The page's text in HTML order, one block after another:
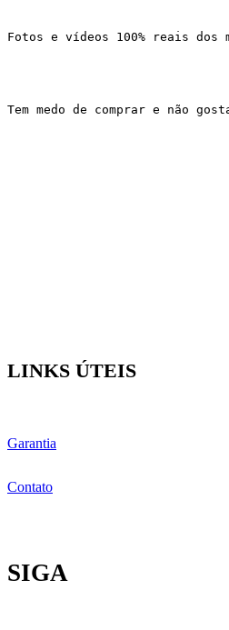
Fotos e vídeos 100% reais dos
Tem medo de comprar e não
LINKS ÚTEIS
Garantia
Contato
SIGA